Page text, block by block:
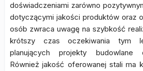
doświadczeniami zarówno
dotyczącymi jakości produktów oraz
osób zwraca uwagę na szybkość
krótszy czas oczekiwania tym
planujących projekty budowlane
Również jakość oferowanej stali ma